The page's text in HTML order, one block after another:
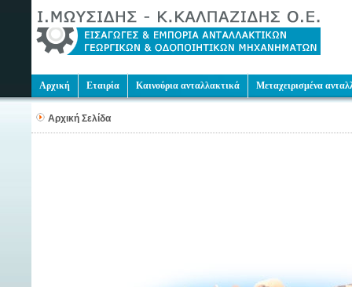
Αρχική Εταιρία Καινούρια ανταλλακτικά Μεταχειρισμένα
Αρχική Σελίδα